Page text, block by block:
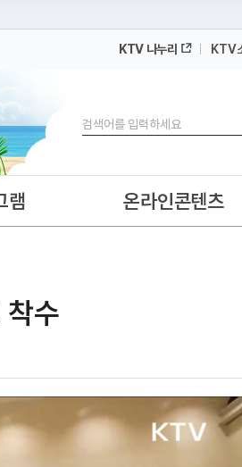
KTV 나누리 KTV
검색
램 온라인콘텐츠
수